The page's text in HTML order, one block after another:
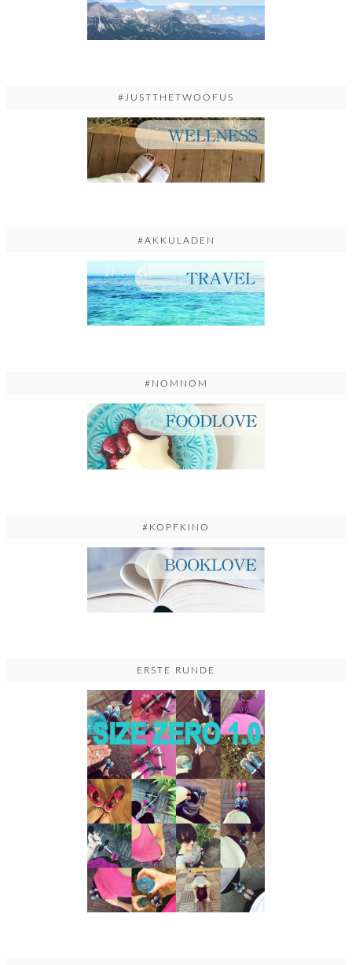
#JUSTTHETWOOFUS
#AKKULADEN
#NOMNOM
#KOPFKINO
ERSTE RUNDE